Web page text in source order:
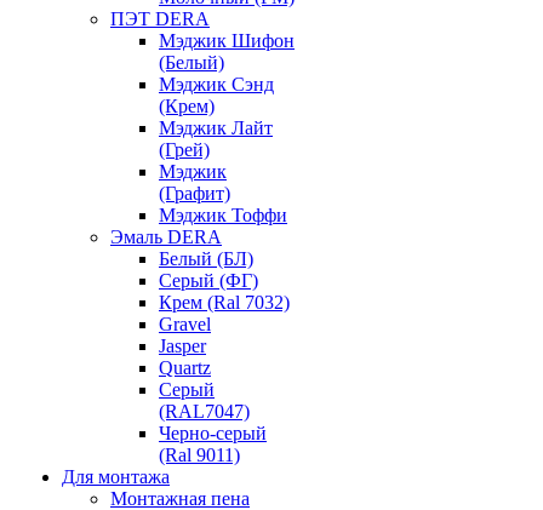
ПЭТ DERA
Мэджик Шифон
(Белый)
Мэджик Сэнд
(Крем)
Мэджик Лайт
(Грей)
Мэджик
(Графит)
Мэджик Тоффи
Эмаль DERA
Белый (БЛ)
Серый (ФГ)
Крем (Ral 7032)
Gravel
Jasper
Quartz
Серый
(RAL7047)
Черно-серый
(Ral 9011)
Для монтажа
Монтажная пена